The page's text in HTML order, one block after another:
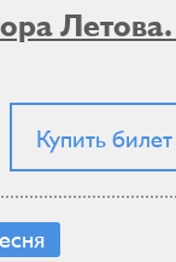
Купить билет